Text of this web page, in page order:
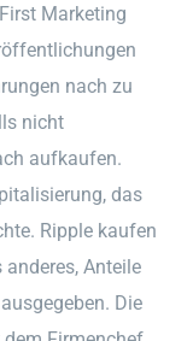
Marketing
nach zu
nicht
aufkaufen.
das
Ripple kaufen
Anteile
Die